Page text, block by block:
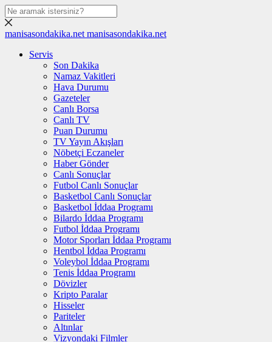
manisasondakika.net manisasondakika.net
Servis
Son Dakika
Namaz Vakitleri
Hava Durumu
Gazeteler
Canlı Borsa
Canlı TV
Puan Durumu
TV Yayın Akışları
Nöbetçi Eczaneler
Haber Gönder
Canlı Sonuçlar
Futbol Canlı Sonuçlar
Basketbol Canlı Sonuçlar
Basketbol İddaa Programı
Bilardo İddaa Programı
Futbol İddaa Programı
Motor Sporları İddaa Programı
Hentbol İddaa Programı
Voleybol İddaa Programı
Tenis İddaa Programı
Dövizler
Kripto Paralar
Hisseler
Pariteler
Altınlar
Vizyondaki Filmler